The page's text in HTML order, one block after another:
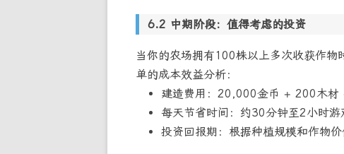
中期阶段：值得考虑的投资
当你的农场拥有100株以上多次收获作物
单的成本效益分析：
建造费用：20,000金币 + 200木
每天节省时间：约30分钟至2小时游
投资回报期：根据种植规模和作物